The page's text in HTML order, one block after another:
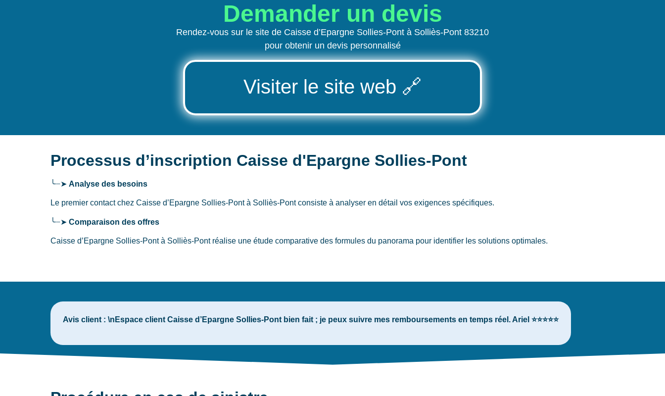
Demander un devis
Rendez-vous sur le site de Caisse d’Epargne Sollies-Pont à Solliès-Pont 83210
pour obtenir un devis personnalisé
Visiter le site web 🔗
Processus d’inscription Caisse d'Epargne Sollies-Pont
╰┈➤ Analyse des besoins
Le premier contact chez Caisse d’Epargne Sollies-Pontà Solliès-Pontconsiste à analyser en détail vos exigences spécifiques.
╰┈➤ Comparaison des offres
Caisse d’Epargne Sollies-Pont à Solliès-Pont réalise une étude comparative des formules du panorama pour identifier les solutions optimales.
Avis client : \nEspace client Caisse d’Epargne Sollies-Pont bien fait ; je peux suivre mes remboursements en temps réel. Ariel ⭐⭐⭐⭐⭐